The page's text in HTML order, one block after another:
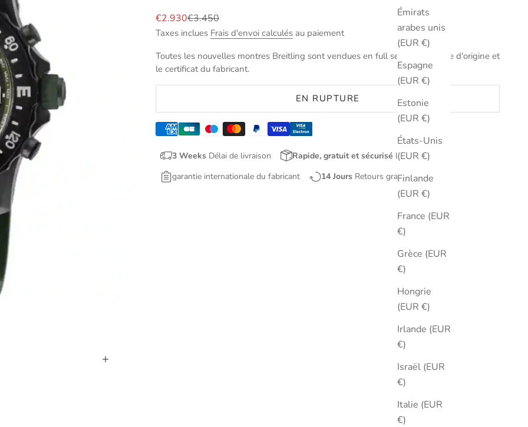
Émirats
arabes unis
(EUR €)
Espagne
(EUR €)
Estonie
(EUR €)
États-Unis
(EUR €)
Finlande
(EUR €)
France (EUR
€)
Grèce (EUR
€)
Hongrie
(EUR €)
Irlande (EUR
€)
Israël (EUR
€)
Italie (EUR
€)
Prix de vente
€2.930Prix normal
€3.450
Taxes inclues Frais d'envoi calculés au paiement
Toutes les nouvelles montres Breitling sont vendues en full set avec la boite d'origine et
le certificat du fabricant.
EN RUPTURE
3 Weeks Délai de livraison Rapide, gratuit et sécurisé livraison
garantie internationale du fabricant
14 Jours Retours gratuits